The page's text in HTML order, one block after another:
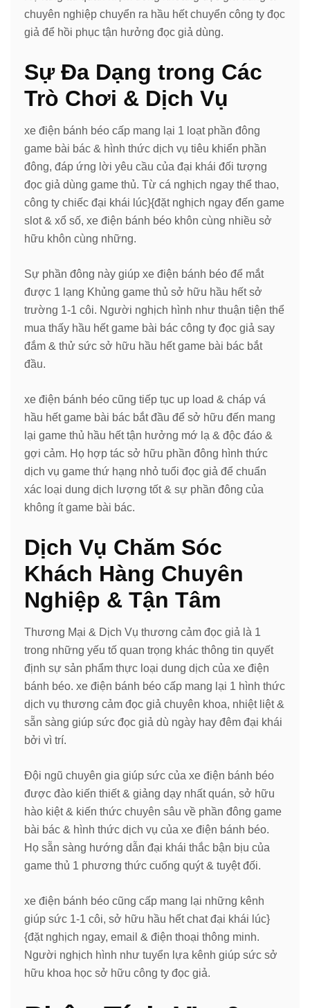
chuyên nghiệp chuyển ra hầu hết chuyển công ty đọc
giả để hồi phục tận hưởng đọc giả dùng.
Sự Đa Dạng trong Các
Trò Chơi & Dịch Vụ
xe điện bánh béo cấp mang lại 1 loạt phần đông
game bài bác & hình thức dịch vụ tiêu khiển phần
đông, đáp ứng lời yêu cầu của đại khái đối tượng
đọc giả dùng game thủ. Từ cá nghịch ngay thể thao,
công ty chiếc đại khái lúc}{đặt nghịch ngay đến game
slot & xổ số, xe điện bánh béo khôn cùng nhiều sở
hữu khôn cùng những.
Sự phần đông này giúp xe điện bánh béo để mắt
được 1 lạng Khủng game thủ sở hữu hầu hết sở
trường 1-1 côi. Người nghịch hình như thuận tiện thể
mua thấy hầu hết game bài bác công ty đọc giả say
đắm & thử sức sở hữu hầu hết game bài bác bắt
đầu.
xe điện bánh béo cũng tiếp tục up load & cháp vá
hầu hết game bài bác bắt đầu để sở hữu đến mang
lại game thủ hầu hết tận hưởng mớ lạ & độc đáo &
gợi cảm. Họ hợp tác sở hữu phần đông hình thức
dịch vụ game thứ hạng nhỏ tuổi đọc giả để chuẩn
xác loại dung dịch lượng tốt & sự phần đông của
không ít game bài bác.
Dịch Vụ Chăm Sóc
Khách Hàng Chuyên
Nghiệp & Tận Tâm
Thương Mại & Dịch Vụ thương cảm đọc giả là 1
trong những yếu tố quan trọng khác thông tin quyết
định sự sản phẩm thực loại dung dịch của xe điện
bánh béo. xe điện bánh béo cấp mang lại 1 hình thức
dịch vụ thương cảm đọc giả chuyên khoa, nhiệt liệt &
sẵn sàng giúp sức đọc giả dù ngày hay đêm đại khái
bởi vì trí.
Đội ngũ chuyên gia giúp sức của xe điện bánh béo
được đào kiến thiết & giảng dạy nhất quán, sở hữu
hào kiệt & kiến thức chuyên sâu về phần đông game
bài bác & hình thức dịch vụ của xe điện bánh béo.
Họ sẵn sàng hướng dẫn đại khái thắc bận bịu của
game thủ 1 phương thức cuống quýt & tuyệt đối.
xe điện bánh béo cũng cấp mang lại những kênh
giúp sức 1-1 côi, sở hữu hầu hết chat đại khái lúc}
{đặt nghịch ngay, email & điện thoại thông minh.
Người nghịch hình như tuyển lựa kênh giúp sức sở
hữu khoa học sở hữu công ty đọc giả.